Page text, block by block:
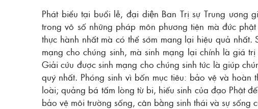
Phát biểu tại buổi lễ, đại diện Ban Trị sự Trung ương
trong vô số những pháp môn phương tiện mà đức
thực hành nhất mà có thể sớm mang lại hiệu quả
mạng cho chúng sinh, mà sinh mạng lại chính là giá
Giải cứu được sinh mạng cho chúng sinh tức là giúp
quý nhất. Phóng sinh vì bốn mục tiêu: bảo vệ và hoàn
loài; quảng bá tấm lòng từ bi, hiếu sinh của đạo Phật
bảo vệ môi trường sống, cân bằng sinh thái và sự sống